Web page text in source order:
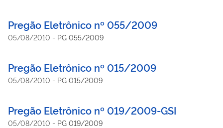
Pregão Eletrônico nº 055/2009
05/08/2010 - PG 055/2009
Pregão Eletrônico nº 015/2009
05/08/2010 - PG 015/2009
Pregão Eletrônico nº 019/2009-GSI
05/08/2010 - PG 019/2009